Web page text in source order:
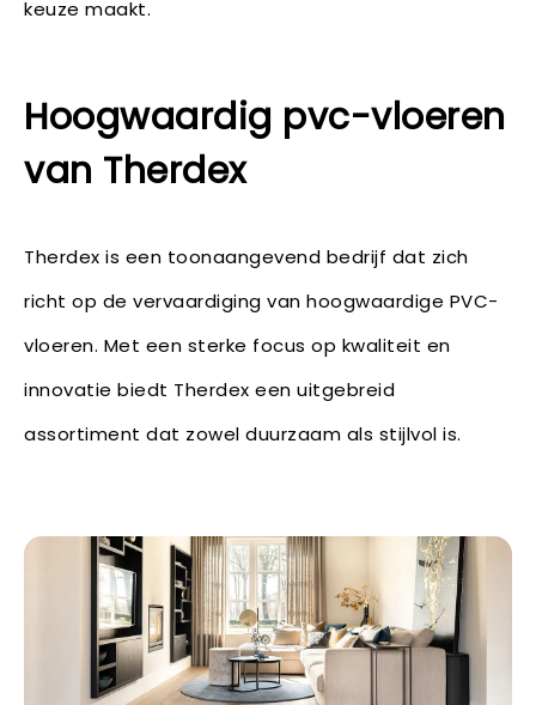
keuze maakt.
Hoogwaardig pvc-vloeren
van Therdex
Therdex is een toonaangevend bedrijf dat zich
richt op de vervaardiging van hoogwaardige PVC-
vloeren. Met een sterke focus op kwaliteit en
innovatie biedt Therdex een uitgebreid
assortiment dat zowel duurzaam als stijlvol is.